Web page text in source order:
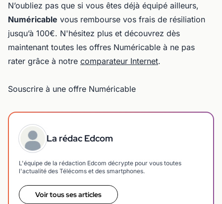
N’oubliez pas que si vous êtes déjà équipé ailleurs,
Numéricable vous rembourse vos frais de résiliation
jusqu’à 100€. N'hésitez plus et découvrez dès
maintenant toutes les offres Numéricable à ne pas
rater grâce à notre comparateur Internet.
Souscrire à une offre Numéricable
La rédac Edcom
L'équipe de la rédaction Edcom décrypte pour vous toutes
l'actualité des Télécoms et des smartphones.
Voir tous ses articles